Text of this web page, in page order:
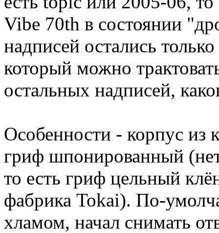
Vibe 70th в состоянии
надписей остались
который можно
остальных надписей,
Особенности - корпус из
гриф шпонированный
то есть гриф цельный
фабрика Tokai). По-
хламом, начал снимать